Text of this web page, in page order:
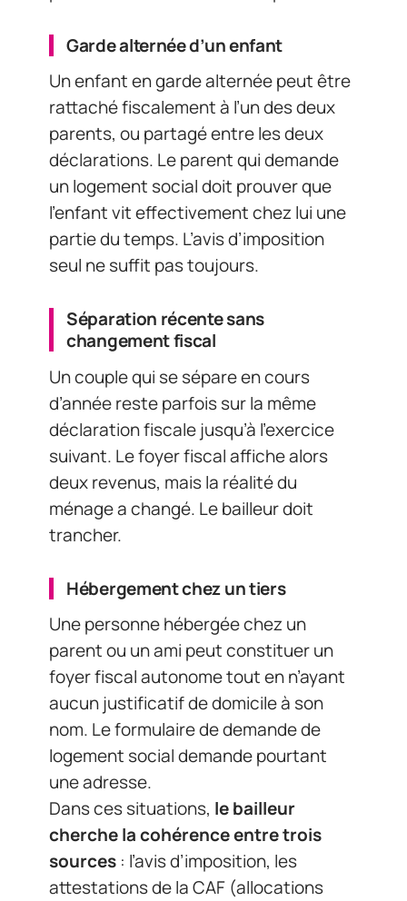
Garde alternée d’un enfant
Un enfant en garde alternée peut être
rattaché fiscalement à l’un des deux
parents, ou partagé entre les deux
déclarations. Le parent qui demande
un logement social doit prouver que
l’enfant vit effectivement chez lui une
partie du temps. L’avis d’imposition
seul ne suffit pas toujours.
Séparation récente sans
changement fiscal
Un couple qui se sépare en cours
d’année reste parfois sur la même
déclaration fiscale jusqu’à l’exercice
suivant. Le foyer fiscal affiche alors
deux revenus, mais la réalité du
ménage a changé. Le bailleur doit
trancher.
Hébergement chez un tiers
Une personne hébergée chez un
parent ou un ami peut constituer un
foyer fiscal autonome tout en n’ayant
aucun justificatif de domicile à son
nom. Le formulaire de demande de
logement social demande pourtant
une adresse.
Dans ces situations, le bailleur
cherche la cohérence entre trois
sources : l’avis d’imposition, les
attestations de la CAF (allocations